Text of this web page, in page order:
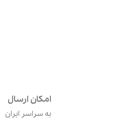
امکان ارسال
به سراسر ایران